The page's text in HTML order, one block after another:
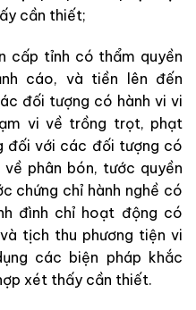
cần thiết;
cấp tỉnh có thẩm quyền
cáo, và tiền lên đến
đối tượng có hành vi vi
vi về trồng trọt, phạt
đối với các đối tượng có
về phân bón, tước quyền
chứng chỉ hành nghề có
đình chỉ hoạt động có
tịch thu phương tiện vi
các biện pháp khắc
xét thấy cần thiết.